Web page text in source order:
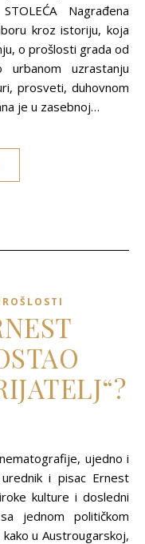
Nagrađena
kroz istoriju, koja
o prošlosti grada od
uzrastanju
prosveti, duhovnom
je u zasebnoj…
i pisac Ernest
kulture i dosledni
jednom političkom
u Austrougarskoj,